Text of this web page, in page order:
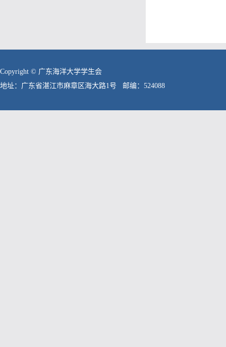
Copyright © 广东海洋大学学生会
地址：广东省湛江市麻章区海大路1号 邮编：524088